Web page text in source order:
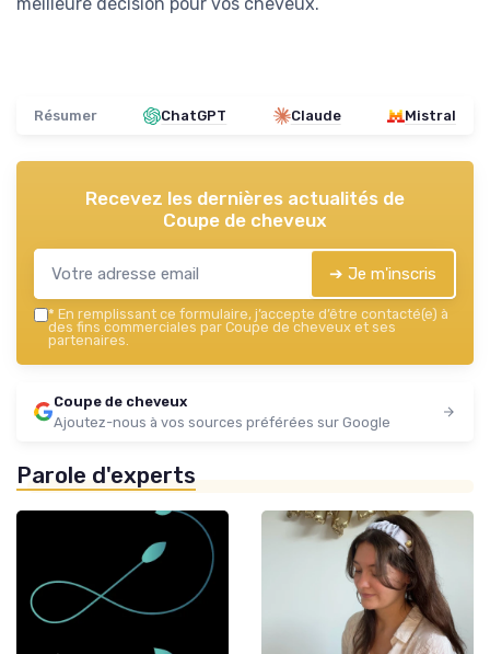
Résumer ChatGPT Claude Mistral
Recevez les dernières actualités de
Coupe de cheveux
➔ Je m'inscris
* En remplissant ce formulaire, j’accepte d’être contacté(e) à
des fins commerciales par Coupe de cheveux et ses
partenaires.
Coupe de cheveux
Ajoutez-nous à vos sources préférées sur Google
Parole d'experts